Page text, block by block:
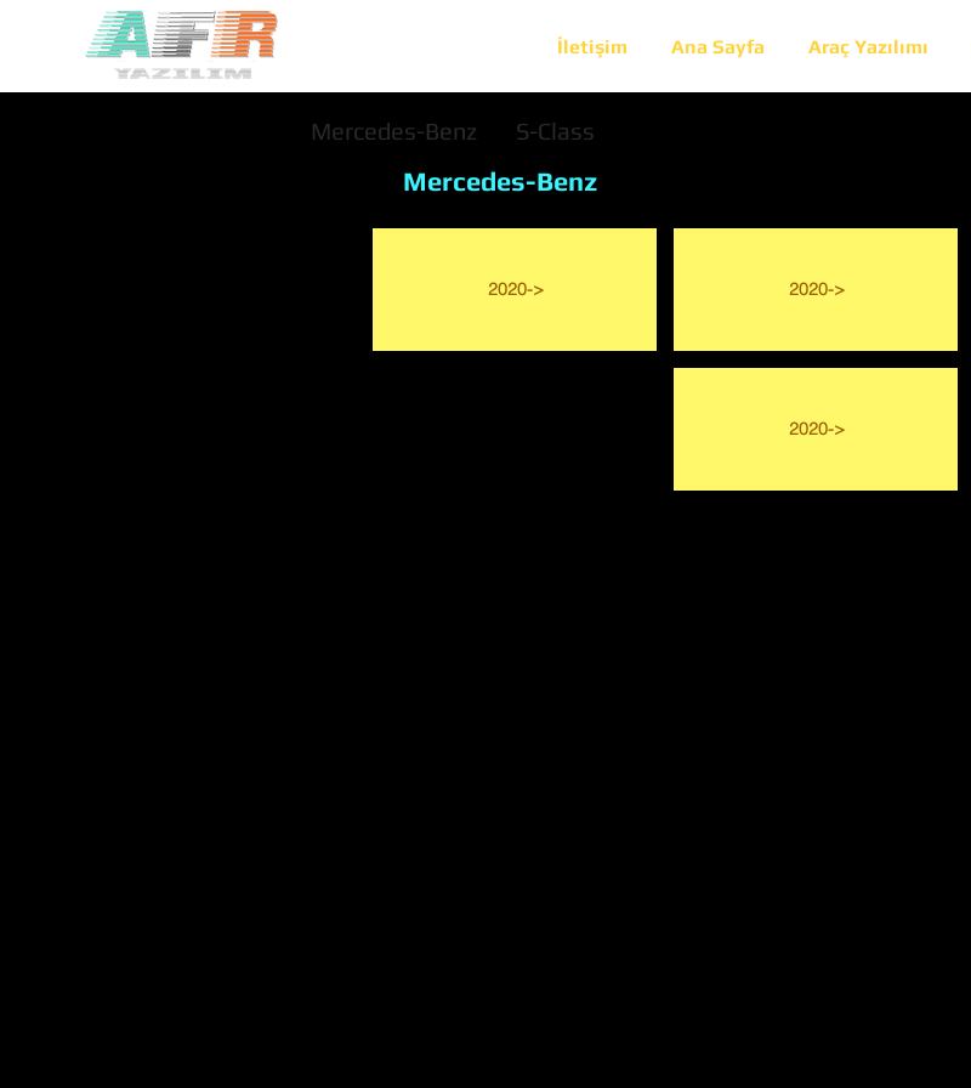
İletişim Ana Sayfa Araç Yazılımı
Mercedes-Benz S-Class
Mercedes-Benz
2020-> 2020->
2020->